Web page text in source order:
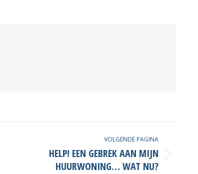
VOLGENDE PAGINA
HELP! EEN GEBREK AAN MIJN
HUURWONING… WAT NU?